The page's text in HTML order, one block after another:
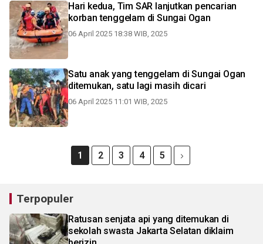
Hari kedua, Tim SAR lanjutkan pencarian
korban tenggelam di Sungai Ogan
06 April 2025 18:38 WIB, 2025
Satu anak yang tenggelam di Sungai Ogan
ditemukan, satu lagi masih dicari
06 April 2025 11:01 WIB, 2025
1 2 3 4 5
Terpopuler
Ratusan senjata api yang ditemukan di
sekolah swasta Jakarta Selatan diklaim